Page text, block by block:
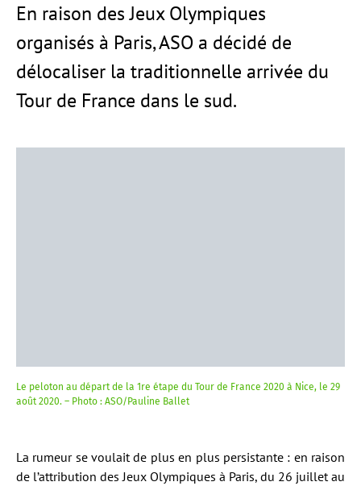
En raison des Jeux Olympiques
organisés à Paris, ASO a décidé de
délocaliser la traditionnelle arrivée du
Tour de France dans le sud.
Le peloton au départ de la 1re étape du Tour de France 2020 à Nice, le 29
août 2020. – Photo : ASO/Pauline Ballet
La rumeur se voulait de plus en plus persistante : en raison
de l’attribution des Jeux Olympiques à Paris, du 26 juillet au